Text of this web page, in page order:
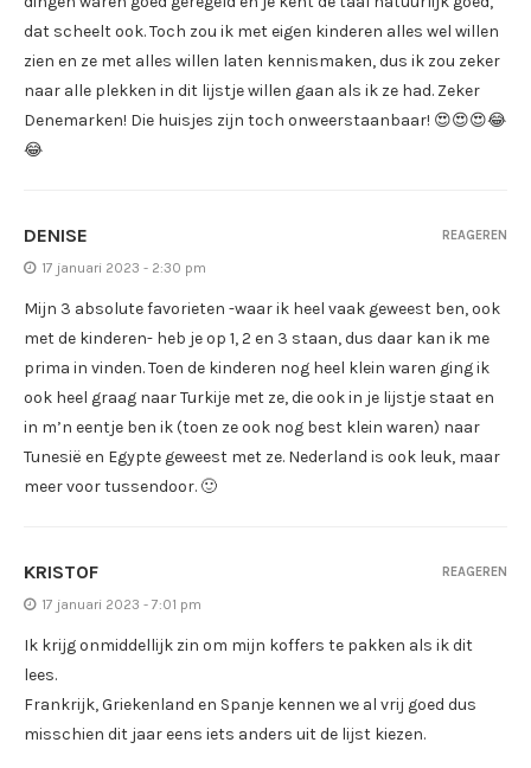
dat scheelt ook. Toch zou ik met eigen kinderen alles wel willen
zien en ze met alles willen laten kennismaken, dus ik zou zeker
naar alle plekken in dit lijstje willen gaan als ik ze had. Zeker
Denemarken! Die huisjes zijn toch onweerstaanbaar! 😍😍😍😂
😂
DENISE
17 januari 2023 - 2:30 pm
Mijn 3 absolute favorieten -waar ik heel vaak geweest ben, ook
met de kinderen- heb je op 1, 2 en 3 staan, dus daar kan ik me
prima in vinden. Toen de kinderen nog heel klein waren ging ik
ook heel graag naar Turkije met ze, die ook in je lijstje staat en
in m’n eentje ben ik (toen ze ook nog best klein waren) naar
Tunesië en Egypte geweest met ze. Nederland is ook leuk, maar
meer voor tussendoor. 🙂
REAGEREN
KRISTOF
17 januari 2023 - 7:01 pm
Ik krijg onmiddellijk zin om mijn koffers te pakken als ik dit
lees.
Frankrijk, Griekenland en Spanje kennen we al vrij goed dus
misschien dit jaar eens iets anders uit de lijst kiezen.
REAGEREN